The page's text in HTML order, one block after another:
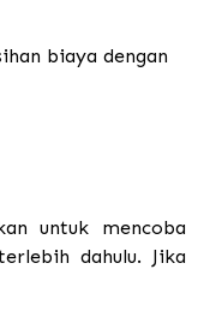
untuk mencoba
dahulu. Jika